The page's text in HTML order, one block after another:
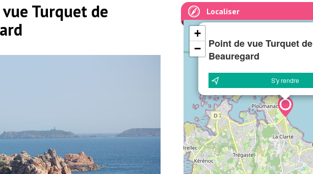
Turquet de
Localiser
Point de vue Turquet de
Beauregard
S'y rendre
+
−